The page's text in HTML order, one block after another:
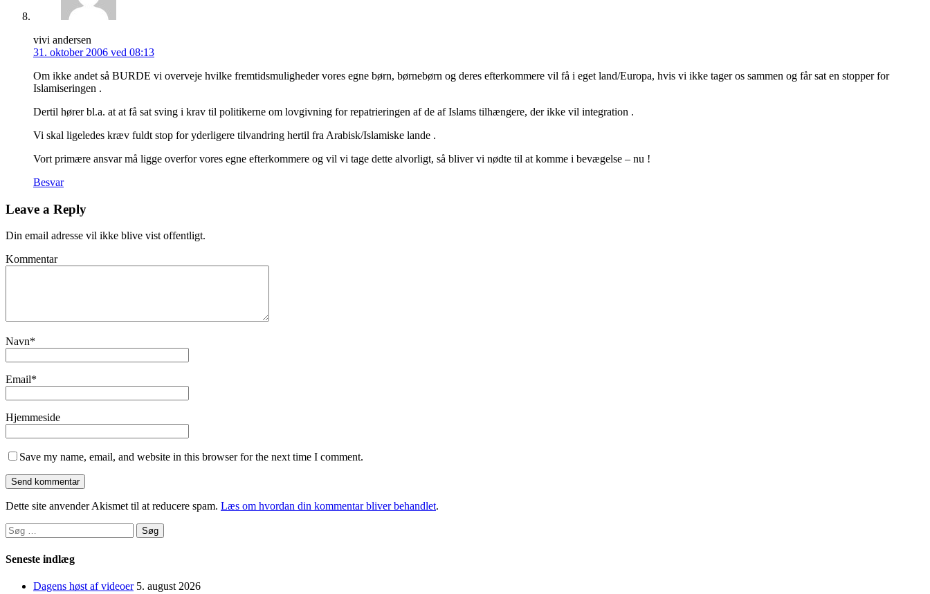
vivi andersen
31. oktober 2006 ved 08:13
Om ikke andet så BURDE vi overveje hvilke fremtidsmuligheder vores egne børn, børnebørn og deres efterkommere vil få i eget land/Europa, hvis vi ikke tager os sammen og får sat en stopper for
Islamiseringen .
Dertil hører bl.a. at at få sat sving i krav til politikerne om lovgivning for repatrieringen af de af Islams tilhængere, der ikke vil integration .
Vi skal ligeledes kræv fuldt stop for yderligere tilvandring hertil fra Arabisk/Islamiske lande .
Vort primære ansvar må ligge overfor vores egne efterkommere og vil vi tage dette alvorligt, så bliver vi nødte til at komme i bevægelse – nu !
Besvar
Leave a Reply
Din email adresse vil ikke blive vist offentligt.
Kommentar
Navn*
Email*
Hjemmeside
Save my name, email, and website in this browser for the next time I comment.
Dette site anvender Akismet til at reducere spam. Læs om hvordan din kommentar bliver behandlet.
Søg
efter:
Seneste indlæg
Dagens høst af videoer 5. august 2026